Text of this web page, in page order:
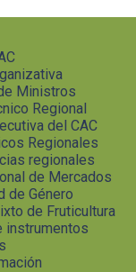
Ministros
Regional
del CAC
Regionales
regionales
de Mercados
de Género
de Fruticultura
instrumentos